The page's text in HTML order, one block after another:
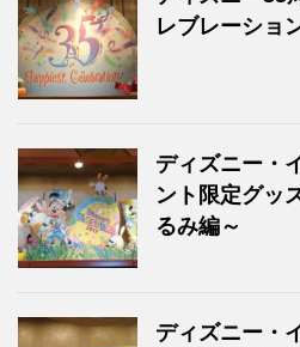
レブレーショ
ディズニー・
ント限定グッ
るみ編～
ディズニー・